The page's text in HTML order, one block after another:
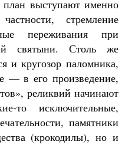
выступают именно
стремление
переживания при
святыни. Столь же
и кругозор паломника,
— в его произведение,
реликвий начинают
то исключительные,
памятники
(крокодилы), но и